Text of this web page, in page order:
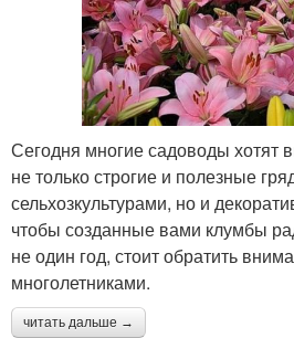
Сегодня многие садоводы хотят
не только строгие и полезные
сельхозкультурами, но и
чтобы созданные вами клумбы
не один год, стоит обратить
многолетниками.
читать дальше →